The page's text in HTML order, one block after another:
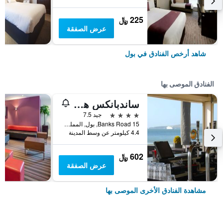
225 ﷼
عرض الصفقة
شاهد أرخص الفنادق في بول
الفنادق الموصى بها
ساندبانكس هوتل
4 نجوم
جيد 7.5
15 Banks Road, بول, المملكة المتحدة
4.4 كيلومتر عن وسط المدينة
602 ﷼
عرض الصفقة
مشاهدة الفنادق الأخرى الموصى بها